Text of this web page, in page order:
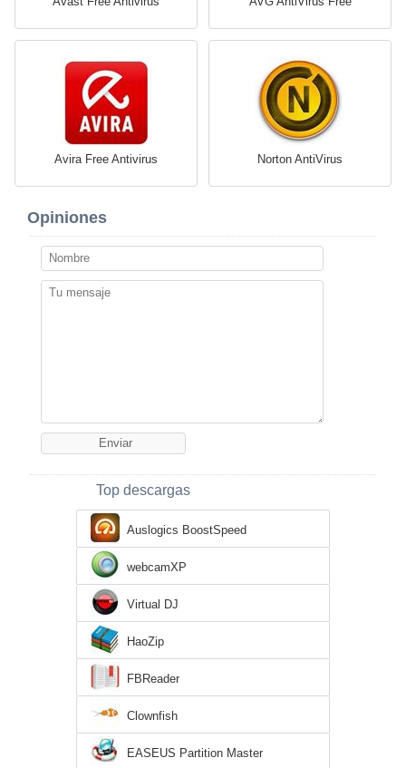
Avira Free Antivirus Norton AntiVirus
Opiniones
Top descargas
Auslogics BoostSpeed
webcamXP
Virtual DJ
HaoZip
FBReader
Clownfish
EASEUS Partition Master